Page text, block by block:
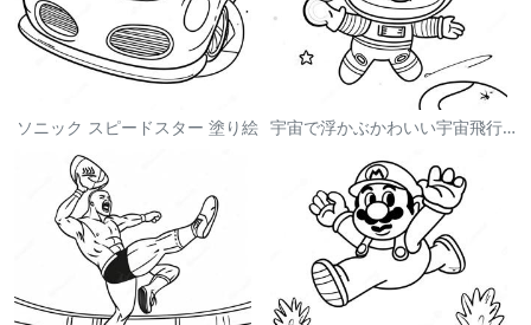
ソニック スピードスター 塗り絵 宇宙で浮かぶかわいい宇宙飛行士 塗り絵